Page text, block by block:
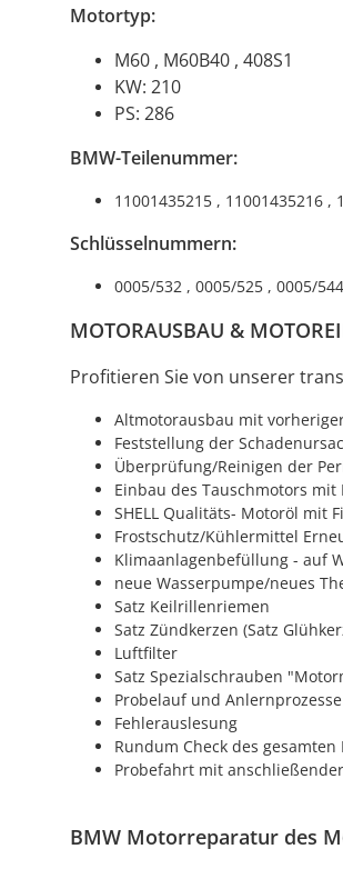
Motortyp:
M60 , M60B40 , 408S1
KW: 210
PS: 286
BMW-Teilenummer:
11001435215 , 11001435216 ,
Schlüsselnummern:
0005/532 , 0005/525 , 0005/
MOTORAUSBAU &
Profitieren Sie von unserer
Altmotorausbau mit
Feststellung der
Überprüfung/Reinigen der
Einbau des Tauschmotors
SHELL Qualitäts- Motoröl mit
Frostschutz/Kühlermittel
Klimaanlagenbefüllung - auf
neue Wasserpumpe/neues
Satz Keilrillenriemen
Satz Zündkerzen (Satz
Luftfilter
Satz Spezialschrauben
Probelauf und
Fehlerauslesung
Rundum Check des gesamten
Probefahrt mit
BMW Motorreparatur des